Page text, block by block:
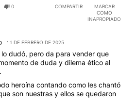
0 COMPARTIR
MARCAR
COMO
INAPROPIADO
1 DE FEBRERO DE 2025
dudó, pero da para vender que
de duda y dilema ético al
heroína contando como les chantó
son nuestras y ellos se quedaron